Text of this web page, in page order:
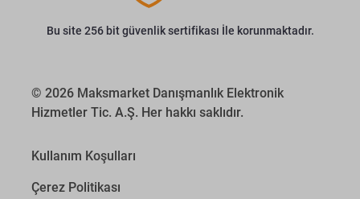
Bu site 256 bit güvenlik sertifikası İle korunmaktadır.
© 2026 Maksmarket Danışmanlık Elektronik
Hizmetler Tic. A.Ş. Her hakkı saklıdır.
Kullanım Koşulları
Çerez Politikası